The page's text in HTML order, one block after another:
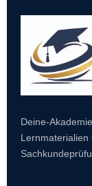
Deine-
Lernmaterialien